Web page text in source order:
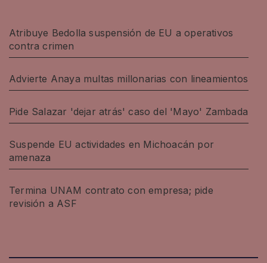
Atribuye Bedolla suspensión de EU a operativos
contra crimen
Advierte Anaya multas millonarias con lineamientos
Pide Salazar 'dejar atrás' caso del 'Mayo' Zambada
Suspende EU actividades en Michoacán por
amenaza
Termina UNAM contrato con empresa; pide
revisión a ASF